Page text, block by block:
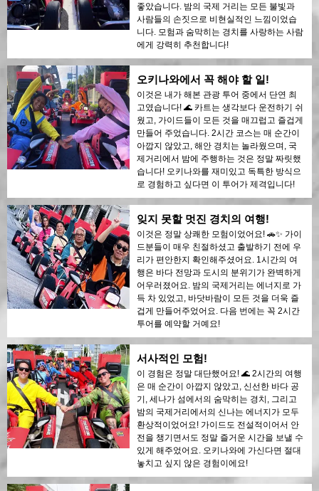
좋았습니다. 밤의 국제 거리는 모든 불빛과
사람들의 손짓으로 비현실적인 느낌이었습
니다. 모험과 숨막히는 경치를 사랑하는 사람
에게 강력히 추천합니다!
오키나와에서 꼭 해야 할 일!
이것은 내가 해본 관광 투어 중에서 단연 최
고였습니다! 🌊 카트는 생각보다 운전하기 쉬
웠고, 가이드들이 모든 것을 매끄럽고 즐겁게
만들어 주었습니다. 2시간 코스는 매 순간이
아깝지 않았고, 해안 경치는 놀라웠으며, 국
제거리에서 밤에 주행하는 것은 정말 짜릿했
습니다! 오키나와를 재미있고 독특한 방식으
로 경험하고 싶다면 이 투어가 제격입니다!
잊지 못할 멋진 경치의 여행!
이것은 정말 상쾌한 모험이었어요! 🚗✨ 가이
드분들이 매우 친절하셨고 출발하기 전에 우
리가 편안한지 확인해주셨어요. 1시간의 여
행은 바다 전망과 도시의 분위기가 완벽하게
어우러졌어요. 밤의 국제거리는 에너지로 가
득 차 있었고, 바닷바람이 모든 것을 더욱 즐
겁게 만들어주었어요. 다음 번에는 꼭 2시간
투어를 예약할 거예요!
서사적인 모험!
이 경험은 정말 대단했어요! 🌊 2시간의 여행
은 매 순간이 아깝지 않았고, 신선한 바다 공
기, 세나가 섬에서의 숨막히는 경치, 그리고
밤의 국제거리에서의 신나는 에너지가 모두
환상적이었어요! 가이드도 전설적이어서 안
전을 챙기면서도 정말 즐거운 시간을 보낼 수
있게 해주었어요. 오키나와에 가신다면 절대
놓치고 싶지 않은 경험이에요!